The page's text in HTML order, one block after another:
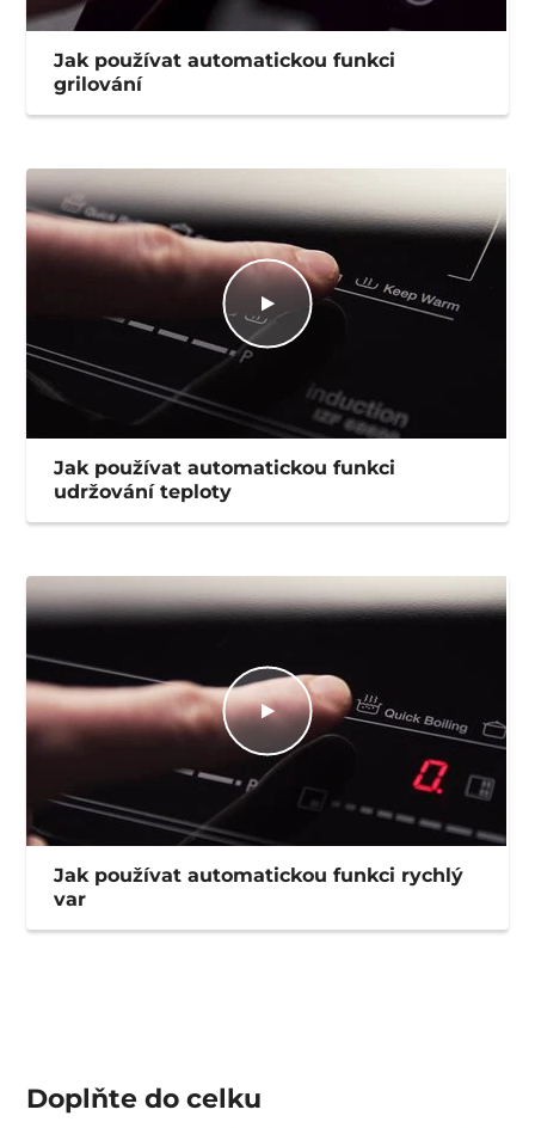
Jak používat automatickou funkci
grilování
Jak používat automatickou funkci
udržování teploty
Jak používat automatickou funkci rychlý
var
Doplňte docelku